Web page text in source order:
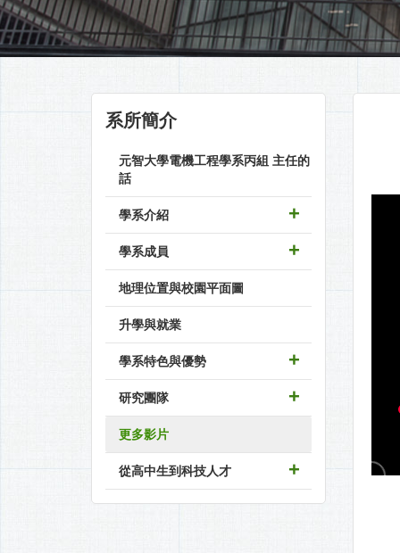
系所簡介
元智大學電機工程學系丙組 主任的
話
學系介紹
學系成員
地理位置與校園平面圖
升學與就業
學系特色與優勢
研究團隊
更多影片
從高中生到科技人才